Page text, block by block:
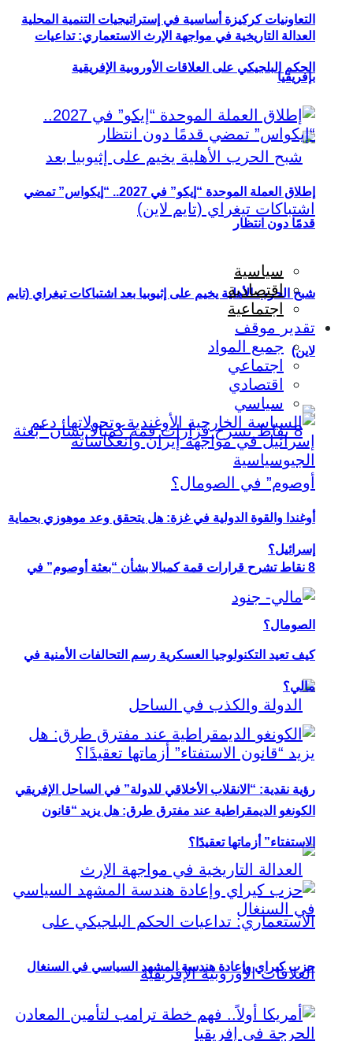
التعاونيات كركيزة أساسية في إستراتيجيات التنمية المحلية
بإفريقيا
شبح الحرب الأهلية يخيم على إثيوبيا بعد اشتباكات تيغراي (تايم
لاين)
8 نقاط تشرح قرارات قمة كمبالا بشأن “بعثة أوصوم” في
الصومال؟
رؤية نقدية: “الانقلاب الأخلاقي للدولة” في الساحل الإفريقي
العدالة التاريخية في مواجهة الإرث الاستعماري: تداعيات
الحكم البلجيكي على العلاقات الأوروبية الإفريقية
إطلاق العملة الموحدة “إيكو” في 2027.. “إيكواس” تمضي
قدمًا دون انتظار
سياسية
اقتصادية
اجتماعية
تقدير موقف
جميع المواد
اجتماعي
اقتصادي
سياسي
أوغندا والقوة الدولية في غزة: هل يتحقق وعد موهوزي بحماية
إسرائيل؟
كيف تعيد التكنولوجيا العسكرية رسم التحالفات الأمنية في
مالي؟
الكونغو الديمقراطية عند مفترق طرق: هل يزيد “قانون
الاستفتاء” أزماتها تعقيدًا؟
حزب كيراي وإعادة هندسة المشهد السياسي في السنغال